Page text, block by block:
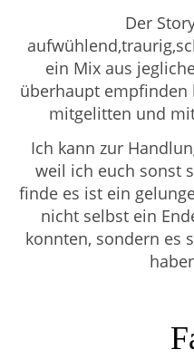
Der
ein Mix aus
überhaupt empfinden
mitgelitten und
Ich kann zur
weil ich euch sonst
finde es ist ein
nicht selbst ein
konnten, sondern es